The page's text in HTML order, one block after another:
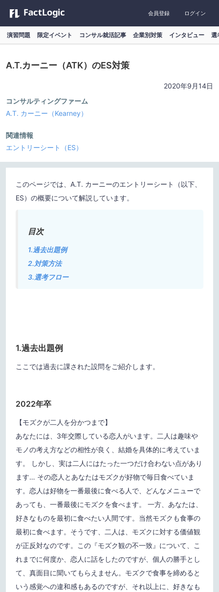
会員登録 ログイン
演習問題 限定イベント コンサル就活記事 企業別対策 インタビュー 選
A.T.カーニー（ATK）のES対策
2020年9月14日
コンサルティングファーム
A.T. カーニー（Kearney）
関連情報
エントリーシート（ES）
このページでは、A.T. カーニーのエントリーシート（以下、
ES）の概要について解説しています。
目次
1.過去出題例
2.対策方法
3.選考フロー
1.過去出題例
ここでは過去に課された設問をご紹介します。
2022年卒
【モズクが二人を分かつまで】
あなたには、3年交際している恋人がいます。二人は趣味や
モノの考え方などの相性が良く、結婚を具体的に考えていま
す。 しかし、実は二人にはたった一つだけ合わない点があり
ます… その恋人とあなたはモズクが好物で毎日食べていま
す。恋人は好物を一番最後に食べる人で、どんなメニューで
あっても、一番最後にモズクを食べます。 一方、あなたは、
好きなものを最初に食べたい人間です。当然モズクも食事の
最初に食べます。そうです、二人は、モズクに対する価値観
が正反対なのです。この『モズク観の不一致』について、こ
れまでに何度か、恋人に話をしたのですが、個人の勝手とし
て、真面目に聞いてもらえません。モズクで食事を締めると
いう感覚への違和感もあるのですが、それ以上に、好きなも